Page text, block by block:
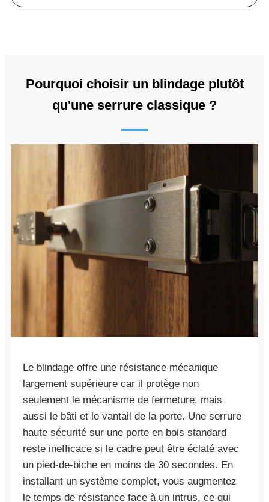
Pourquoi choisir un blindage plutôt
qu'une serrure classique ?
Le blindage offre une résistance mécanique
largement supérieure car il protège non
seulement le mécanisme de fermeture, mais
aussi le bâti et le vantail de la porte. Une serrure
haute sécurité sur une porte en bois standard
reste inefficace si le cadre peut être éclaté avec
un pied-de-biche en moins de 30 secondes. En
installant un système complet, vous augmentez
le temps de résistance face à un intrus, ce qui